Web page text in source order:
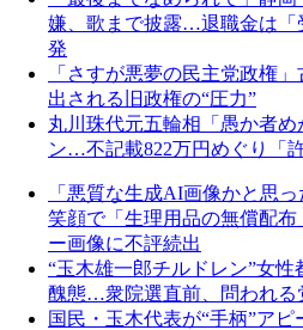
嫌、歌まで披露…退職金は「
発
「さすが悪夢の民主党政権
出される旧政権の“圧力”
丸川珠代元五輪相「愚か者
ン…不記載822万円めぐり「
「悪質な生成AI画像かと思
笑顔で「生理用品の無償配
ー画像に不評続出
“玉木雄一郎チルドレン”女
醜態…衆院選直前、問われる
国民・玉木代表が“手柄”ア